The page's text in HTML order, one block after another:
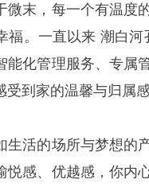
微末，每一个有温度
福。一直以来 潮白河
能化管理服务、专属
到家的温馨与归属感
生活的场所与梦想的
悦感、优越感，你内